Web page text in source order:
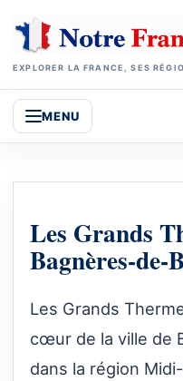
EXPLORER LA FRANCE, SES
MENU
Les Grands
Bagnères-de-
Les Grands
cœur de la ville de
dans la région